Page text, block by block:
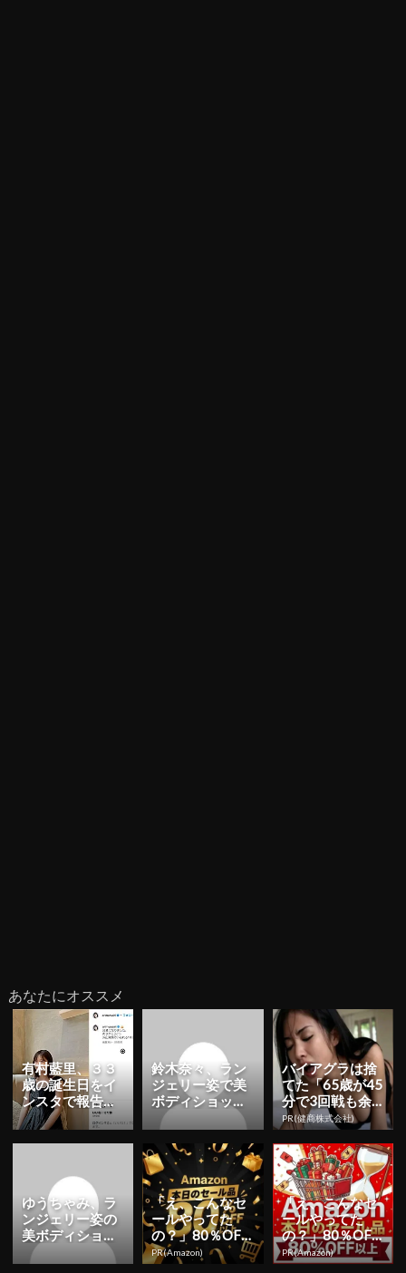
あなたにオススメ
有村藍里、３３
歳の誕生日をイ
ンスタで報告！
「沢山笑顔でい
られる1年に」
鈴木奈々、ラン
ジェリー姿で美
ボディショット
公開！「モデル
が可愛いと映え
る」「スタ...
バイアグラは捨
てた「65歳が45
分で3回戦も余
裕」980円で朝
まで絶好調！
PR(健商株式会社)
ゆうちゃみ、ラ
ンジェリー姿の
美ボディショッ
ト公開！「可愛
さ優勝」「美の
「え、こんなセ
ールやってた
の？」80％OFF
以上が続々登
場！Amazonの本
PR(Amazon)
「え、こんなセ
ールやってた
の？」80％OFF
以上が続々登
場！Amazonの本
PR(Amazon)